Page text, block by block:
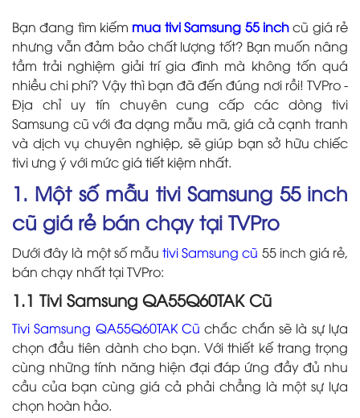
Bạn đang tìm kiếm mua tivi Samsung 55 inchcũ giá rẻ
nhưng vẫn đảm bảo chất lượng tốt? Bạn muốn nâng
tầm trải nghiệm giải trí gia đình mà không tốn quá
nhiều chi phí? Vậy thì bạn đã đến đúng nơi rồi! TVPro -
Địa chỉ uy tín chuyên cung cấp các dòng tivi
Samsung cũ với đa dạng mẫu mã, giá cả cạnh tranh
và dịch vụ chuyên nghiệp, sẽ giúp bạn sở hữu chiếc
tivi ưng ý với mức giá tiết kiệm nhất.
1. Một số mẫu tivi Samsung 55 inch
cũ giá rẻ bán chạy tại TVPro
Dưới đây là một số mẫu tivi Samsung cũ 55 inch giá rẻ,
bán chạy nhất tại TVPro:
1.1 Tivi Samsung QA55Q60TAK Cũ
Tivi Samsung QA55Q60TAK Cũ chắc chắn sẽ là sự lựa
chọn đầu tiên dành cho bạn. Với thiết kế trang trọng
cùng những tính năng hiện đại đáp ứng đầy đủ nhu
cầu của bạn cùng giá cả phải chẳng là một sự lựa
chọn hoàn hảo.